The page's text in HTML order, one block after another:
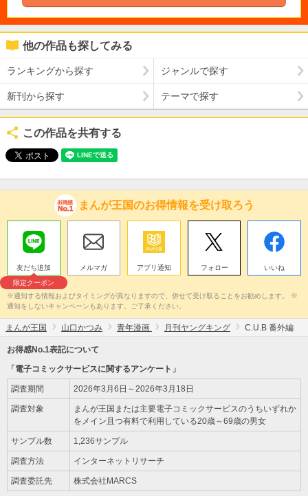
他の作品も探してみる
ランキングから探す ジャンルで探す
新刊から探す テーマで探す
この作品を共有する
まんが王国のお得情報を受け取ろう
友だち追加
限定クーポン
メルマガ アプリ通知 フォロー いいね
※通知する情報およびタイミングが異なりますので、併せて受け取ることをお勧めします。 ※
通知をしないキャンペーンもあります。ご了承ください。
まんが王国 山口かつみ 青年漫画 月刊ヤングキング C.U.B 番外編
お得感No.1表記について
「電子コミックサービスに関するアンケート」
調査期間 2026年3月6日～2026年3月18日
調査対象
まんが王国または主要電子コミックサービスのうちいずれか
をメイン且つ有料で利用している20歳～69歳の男女
サンプル数 1,236サンプル
調査方法 インターネットリサーチ
調査委託先 株式会社MARCS